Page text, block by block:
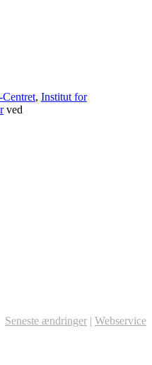
, Institut for
ved
Seneste ændringer | Webservice